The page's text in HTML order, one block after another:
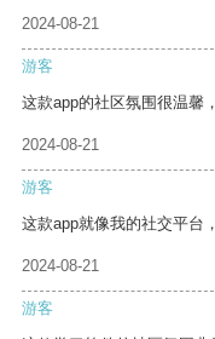
2024-08-21
游客
这款app的社区氛围很温馨
2024-08-21
游客
这款app就像我的社交平台
2024-08-21
游客